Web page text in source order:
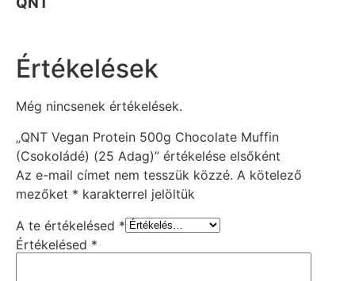
Értékelések
Még nincsenek értékelések.
„QNT Vegan Protein 500g Chocolate Muffin
(Csokoládé) (25 Adag)” értékelése elsőként
Az e-mail címet nem tesszük közzé. A kötelező
mezőket * karakterrel jelöltük
A te értékelésed *
Értékelésed *